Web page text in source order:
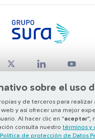
sobre el uso
y de terceros para realizar
y así ofrecer una mejor
Al hacer clic en “aceptar”,
consulta nuestro términos y
Política de protección de Datos
Grupo SURA 2026